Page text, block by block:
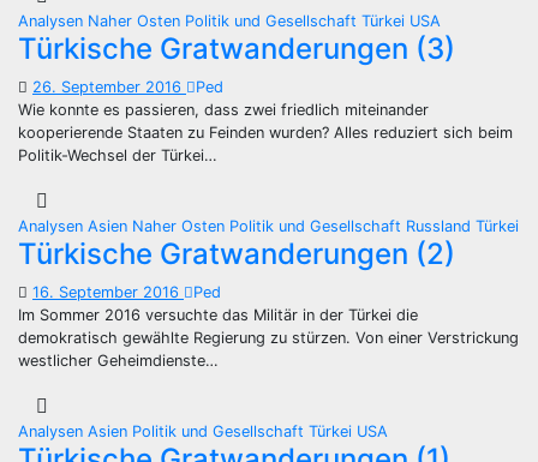
Analysen Naher Osten Politik und Gesellschaft Türkei USA
Türkische Gratwanderungen (3)
26. September 2016
Ped
Wie konnte es passieren, dass zwei friedlich miteinander
kooperierende Staaten zu Feinden wurden? Alles reduziert sich beim
Politik-Wechsel der Türkei…
Analysen Asien Naher Osten Politik und Gesellschaft Russland Türkei
Türkische Gratwanderungen (2)
16. September 2016
Ped
Im Sommer 2016 versuchte das Militär in der Türkei die
demokratisch gewählte Regierung zu stürzen. Von einer Verstrickung
westlicher Geheimdienste…
Analysen Asien Politik und Gesellschaft Türkei USA